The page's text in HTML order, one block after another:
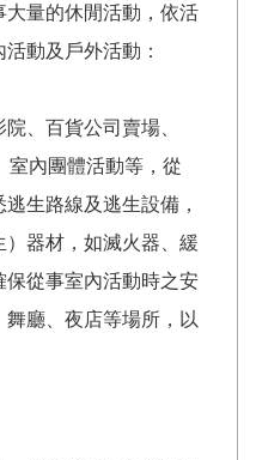
量的休閒活動，依活
動及戶外活動：
、百貨公司賣場、
室內團體活動等，從
生路線及逃生設備，
器材，如滅火器、緩
保從事室內活動時之安
廳、夜店等場所，以